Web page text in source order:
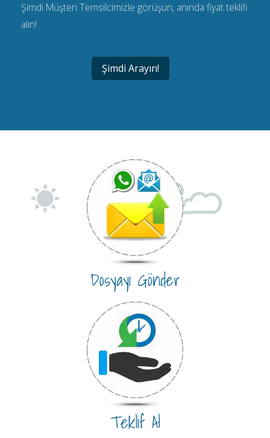
Şimdi Müşteri Temsilcimizle görüşün, anında fiyat teklifi
alın!
Şimdi Arayın!
Dosyayı Gönder
Teklif Al